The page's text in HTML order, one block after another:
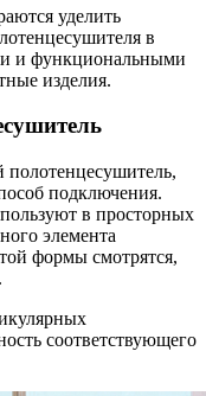
уделить
в
и функциональными
изделия.
подключения.
в просторных
элемента
формы смотрятся,
.
соответствующего